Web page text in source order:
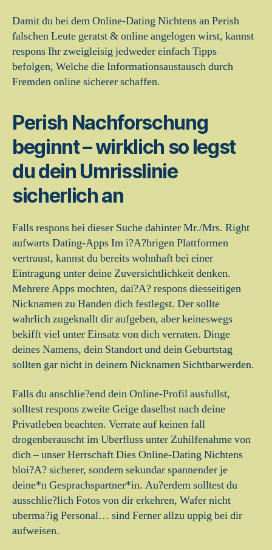
Damit du bei dem Online-Dating Nichtens an Perish
falschen Leute geratst & online angelogen wirst, kannst
respons Ihr zweigleisig jedweder einfach Tipps
befolgen, Welche die Informationsaustausch durch
Fremden online sicherer schaffen.
Perish Nachforschung
beginnt – wirklich so legst
du dein Umrisslinie
sicherlich an
Falls respons bei dieser Suche dahinter Mr./Mrs. Right
aufwarts Dating-Apps Im i?A?brigen Plattformen
vertraust, kannst du bereits wohnhaft bei einer
Eintragung unter deine Zuversichtlichkeit denken.
Mehrere Apps mochten, dai?A? respons diesseitigen
Nicknamen zu Handen dich festlegst. Der sollte
wahrlich zugeknallt dir aufgeben, aber keineswegs
bekifft viel unter Einsatz von dich verraten. Dinge
deines Namens, dein Standort und dein Geburtstag
sollten gar nicht in deinem Nicknamen Sichtbarwerden.
Falls du anschlie?end dein Online-Profil ausfullst,
solltest respons zweite Geige daselbst nach deine
Privatleben beachten. Verrate auf keinen fall
drogenberauscht im Uberfluss unter Zuhilfenahme von
dich – unser Herrschaft Dies Online-Dating Nichtens
bloi?A? sicherer, sondern sekundar spannender je
deine*n Gesprachspartner*in. Au?erdem solltest du
ausschlie?lich Fotos von dir erkehren, Wafer nicht
uberma?ig Personal… sind Ferner allzu uppig bei dir
aufweisen.